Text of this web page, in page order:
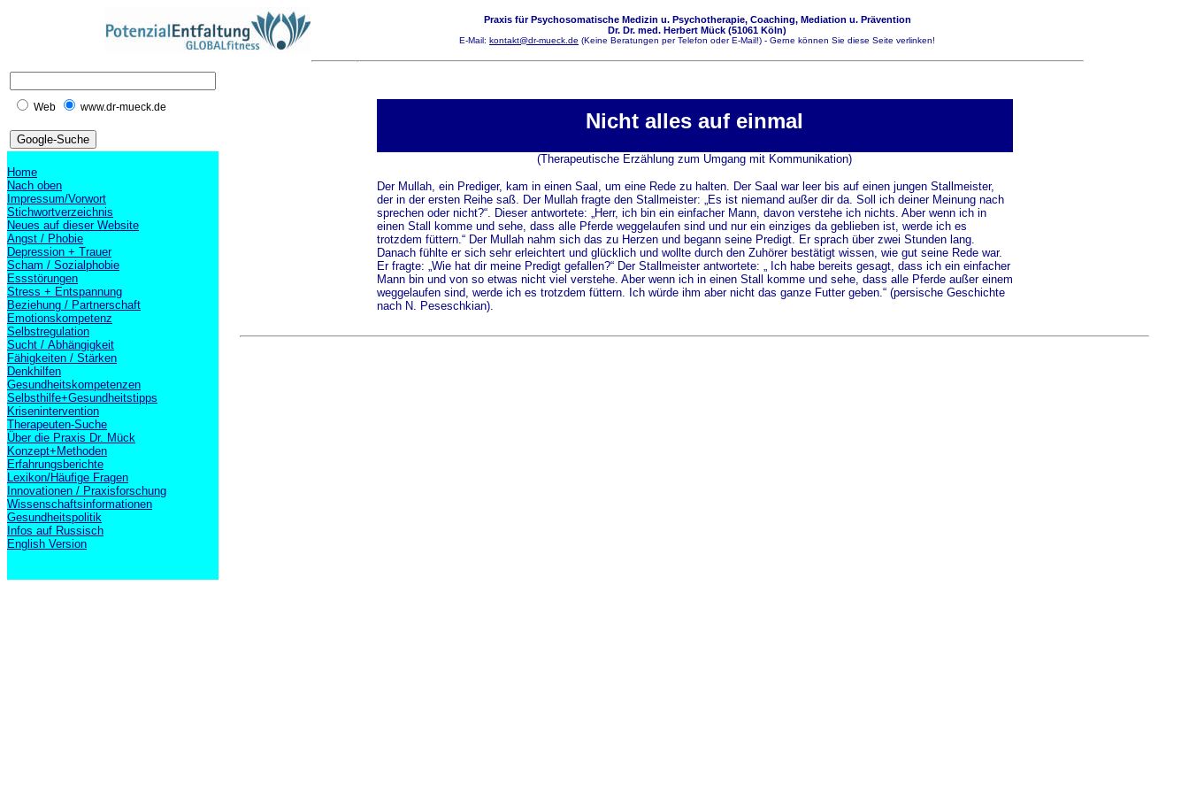
Praxis für Psychosomatische Medizin u. Psychotherapie, Coaching, Mediation u. Prävention
Dr. Dr. med. Herbert Mück (51061 Köln)
E-Mail: kontakt@dr-mueck.de (Keine Beratungen per Telefon oder E-Mail!) - Gerne können Sie diese Seite verlinken!
Web www.dr-mueck.de
Home
Nach oben
Impressum/Vorwort
Stichwortverzeichnis
Neues auf dieser Website
Angst / Phobie
Depression + Trauer
Scham / Sozialphobie
Essstörungen
Stress + Entspannung
Beziehung / Partnerschaft
Emotionskompetenz
Selbstregulation
Sucht / Abhängigkeit
Fähigkeiten / Stärken
Denkhilfen
Gesundheitskompetenzen
Selbsthilfe+Gesundheitstipps
Krisenintervention
Therapeuten-Suche
Über die Praxis Dr. Mück
Konzept+Methoden
Erfahrungsberichte
Lexikon/Häufige Fragen
Innovationen / Praxisforschung
Wissenschaftsinformationen
Gesundheitspolitik
Infos auf Russisch
English Version
Nicht alles auf einmal
(Therapeutische Erzählung zum Umgang mit Kommunikation)
Der Mullah, ein Prediger, kam in einen Saal, um eine Rede zu halten. Der Saal war leer bis auf einen jungen Stallmeister,
der in der ersten Reihe saß. Der Mullah fragte den Stallmeister: „Es ist niemand außer dir da. Soll ich deiner Meinung nach
sprechen oder nicht?“. Dieser antwortete: „Herr, ich bin ein einfacher Mann, davon verstehe ich nichts. Aber wenn ich in
einen Stall komme und sehe, dass alle Pferde weggelaufen sind und nur ein einziges da geblieben ist, werde ich es
trotzdem füttern.“ Der Mullah nahm sich das zu Herzen und begann seine Predigt. Er sprach über zwei Stunden lang.
Danach fühlte er sich sehr erleichtert und glücklich und wollte durch den Zuhörer bestätigt wissen, wie gut seine Rede war.
Er fragte: „Wie hat dir meine Predigt gefallen?“ Der Stallmeister antwortete: „ Ich habe bereits gesagt, dass ich ein einfacher
Mann bin und von so etwas nicht viel verstehe. Aber wenn ich in einen Stall komme und sehe, dass alle Pferde außer einem
weggelaufen sind, werde ich es trotzdem füttern. Ich würde ihm aber nicht das ganze Futter geben.“ (persische Geschichte
nach N. Peseschkian).